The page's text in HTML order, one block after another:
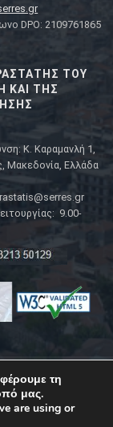
DPO: 2109761865
ΤΟΥ
ΚΑΙ ΤΗΣ
Κ. Καραμανλή 1,
Μακεδονία, Ελλάδα
9.00-
YouTubeFacebook
τη
μας.
are using or